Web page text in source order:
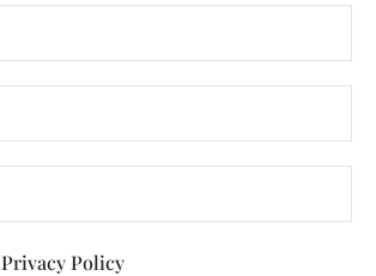
Privacy Policy